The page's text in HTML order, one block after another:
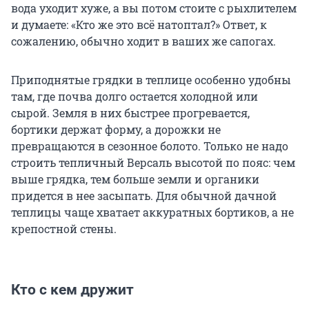
вода уходит хуже, а вы потом стоите с рыхлителем
и думаете: «Кто же это всё натоптал?» Ответ, к
сожалению, обычно ходит в ваших же сапогах.
Приподнятые грядки в теплице особенно удобны
там, где почва долго остается холодной или
сырой. Земля в них быстрее прогревается,
бортики держат форму, а дорожки не
превращаются в сезонное болото. Только не надо
строить тепличный Версаль высотой по пояс: чем
выше грядка, тем больше земли и органики
придется в нее засыпать. Для обычной дачной
теплицы чаще хватает аккуратных бортиков, а не
крепостной стены.
Кто с кем дружит